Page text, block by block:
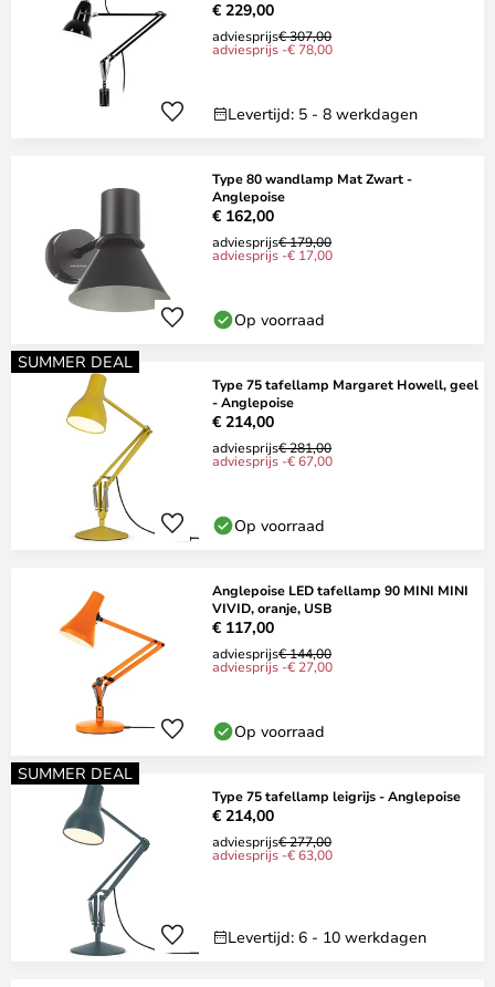
€ 229,00
adviesprijs€ 307,00
adviesprijs -€ 78,00
Levertijd: 5 - 8 werkdagen
Type 80 wandlamp Mat Zwart -
Anglepoise
€ 162,00
adviesprijs€ 179,00
adviesprijs -€ 17,00
Op voorraad
SUMMER DEAL
Type 75 tafellamp Margaret Howell, geel
- Anglepoise
€ 214,00
adviesprijs€ 281,00
adviesprijs -€ 67,00
Op voorraad
Anglepoise LED tafellamp 90 MINI MINI
VIVID, oranje, USB
€ 117,00
adviesprijs€ 144,00
adviesprijs -€ 27,00
Op voorraad
SUMMER DEAL
Type 75 tafellamp leigrijs - Anglepoise
€ 214,00
adviesprijs€ 277,00
adviesprijs -€ 63,00
Levertijd: 6 - 10 werkdagen